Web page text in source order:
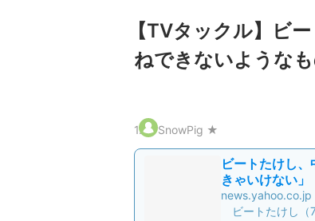
【TVタックル】ビ
ねできないような
1. SnowPig ★
ビートたけし
きゃいけない
news.yahoo.co.jp
ビートたけし（